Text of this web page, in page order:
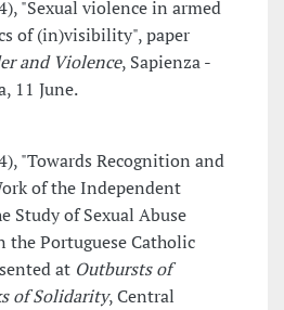
"Sexual violence in armed
of (in)visibility", paper
and Violence, Sapienza -
11 June.
"Towards Recognition and
of the Independent
Study of Sexual Abuse
the Portuguese Catholic
at Outbursts of
of Solidarity, Central